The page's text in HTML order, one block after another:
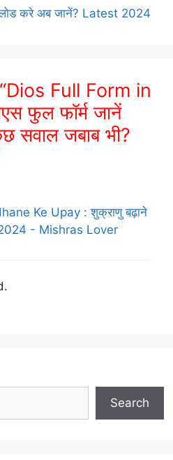
करे अब जानें? Latest 2024
Full Form in
फुल फॉर्म जानें
सवाल जबाब भी?
Ke Upay : शुक्राणु बढ़ाने
- Mishras Lover
Search